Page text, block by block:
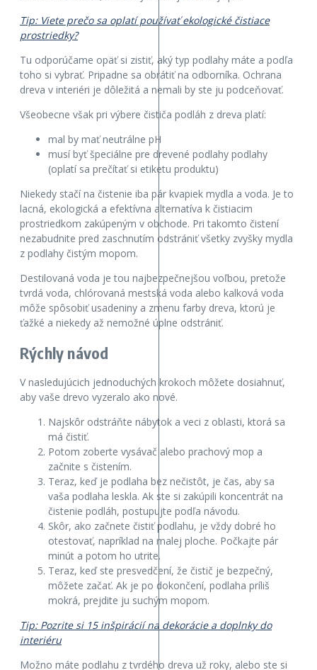
Tip: Viete prečo sa oplatí používať ekologické čistiace
prostriedky?
Tu odporúčame opäť si zistiť, aký typ podlahy máte a podľa
toho si vybrať. Pripadne sa obrátiť na odborníka. Ochrana
dreva v interiéri je dôležitá a nemali by ste ju podceňovať.
Všeobecne však pri výbere čističa podláh z dreva platí:
mal by mať neutrálne pH
musí byť špeciálne pre drevené podlahy podlahy
(oplatí sa prečítať si etiketu produktu)
Niekedy stačí na čistenie iba pár kvapiek mydla a voda. Je to
lacná, ekologická a efektívna alternatíva k čistiacim
prostriedkom zakúpeným v obchode. Pri takomto čistení
nezabudnite pred zaschnutím odstrániť všetky zvyšky mydla
z podlahy čistým mopom.
Destilovaná voda je tou najbezpečnejšou voľbou, pretože
tvrdá voda, chlórovaná mestská voda alebo kalková voda
môže spôsobiť usadeniny a zmenu farby dreva, ktorú je
ťažké a niekedy až nemožné úplne odstrániť.
Rýchly návod
V nasledujúcich jednoduchých krokoch môžete dosiahnuť,
aby vaše drevo vyzeralo ako nové.
Najskôr odstráňte nábytok a veci z oblasti, ktorá sa
má čistiť.
Potom zoberte vysávač alebo prachový mop a
začnite s čistením.
Teraz, keď je podlaha bez nečistôt, je čas, aby sa
vaša podlaha leskla. Ak ste si zakúpili koncentrát na
čistenie podláh, postupujte podľa návodu.
Skôr, ako začnete čistiť podlahu, je vždy dobré ho
otestovať, napríklad na malej ploche. Počkajte pár
minút a potom ho utrite.
Teraz, keď ste presvedčení, že čistič je bezpečný,
môžete začať. Ak je po dokončení, podlaha príliš
mokrá, prejdite ju suchým mopom.
Tip: Pozrite si 15 inšpirácií na dekorácie a doplnky do
interiéru
Možno máte podlahu z tvrdého dreva už roky, alebo ste si